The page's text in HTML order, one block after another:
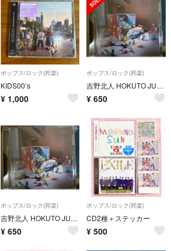
ポップス/ロック(邦楽)
KIDS00’s
¥ 1,000
ポップス/ロック(邦楽)
吉野北人 HOKUTO JUKE BOX 通常版 CD
¥ 650
ポップス/ロック(邦楽)
吉野北人 HOKUTO JUKE BOX 通常版 CD
¥ 650
ポップス/ロック(邦楽)
CD2種＋ステッカー
¥ 500